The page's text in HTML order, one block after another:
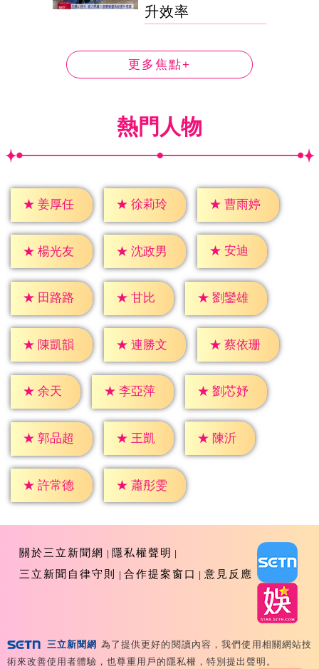
升效率
更多焦點+
熱門人物
★ 姜厚任 ★ 徐莉玲 ★ 曹雨婷
★ 楊光友 ★ 沈政男 ★ 安迪
★ 田路路 ★ 甘比 ★ 劉鑾雄
★ 陳凱韻 ★ 連勝文 ★ 蔡依珊
★ 余天 ★ 李亞萍 ★ 劉芯妤
★ 郭品超 ★ 王凱 ★ 陳沂
★ 許常德 ★ 蕭彤雯
關於三立新聞網
隱私權聲明
三立新聞自律守則
合作提案窗口 意見反應
Copyright ©2026 Sanlih E-Television All Rights
三立新聞網 為了提供更好的閱讀內容，我們使用相關網站技
術來改善使用者體驗，也尊重用戶的隱私權，特別提出聲明。